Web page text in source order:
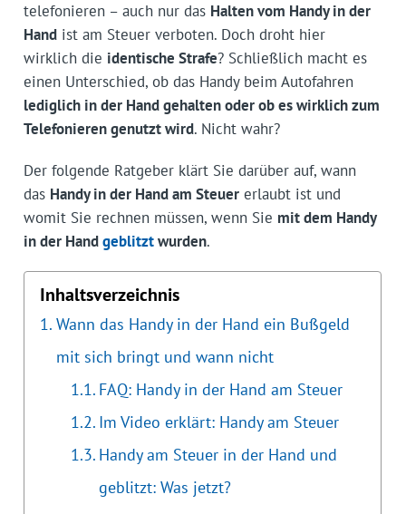
telefonieren – auch nur das Halten vom Handy in der
Handist am Steuer verboten. Doch droht hier
wirklich die identische Strafe? Schließlich macht es
einen Unterschied, ob das Handy beim Autofahren
lediglich in der Hand gehalten oder ob es wirklich zum
Telefonieren genutzt wird. Nicht wahr?
Der folgende Ratgeber klärt Sie darüber auf, wann
das Handy in der Hand am Steuererlaubt ist und
womit Sie rechnen müssen, wenn Sie mit dem Handy
in der Handgeblitztwurden.
Inhaltsverzeichnis
Wann das Handy in der Hand ein Bußgeld
mit sich bringt und wann nicht
FAQ: Handy in der Hand am Steuer
Im Video erklärt: Handy am Steuer
Handy am Steuer in der Hand und
geblitzt: Was jetzt?